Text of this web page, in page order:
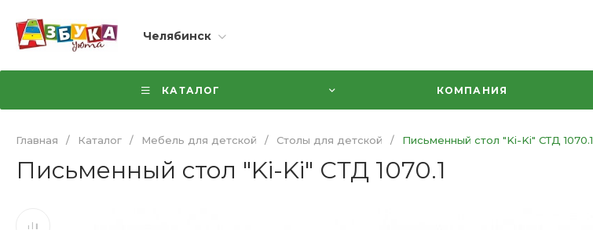
Челябинск
КАТАЛОГ КОМПАНИЯ
Главная / Каталог / Мебель для детской / Столы для детской / Письменный стол "Ki-Ki" СТД 1070.1
Письменный стол "Ki-Ki" СТД 1070.1